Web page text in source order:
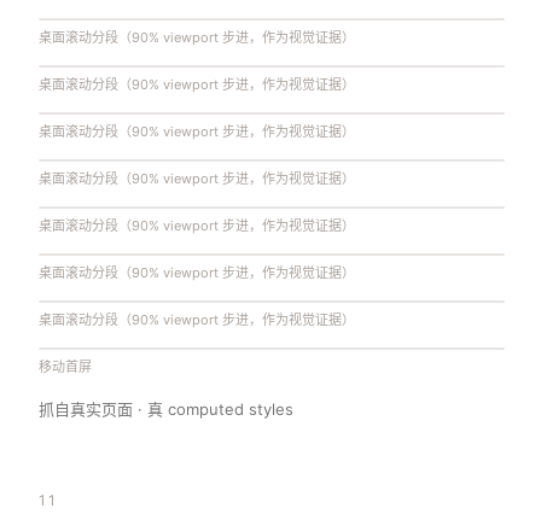
桌面滚动分段（90% viewport 步进，作为视觉证据）
桌面滚动分段（90% viewport 步进，作为视觉证据）
桌面滚动分段（90% viewport 步进，作为视觉证据）
桌面滚动分段（90% viewport 步进，作为视觉证据）
桌面滚动分段（90% viewport 步进，作为视觉证据）
桌面滚动分段（90% viewport 步进，作为视觉证据）
桌面滚动分段（90% viewport 步进，作为视觉证据）
移动首屏
抓自真实页面 · 真 computed styles
11